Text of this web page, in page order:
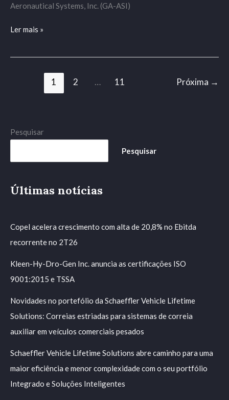
Aeronautical Systems, Inc. (GA-ASI)
Ler mais »
1 2 … 11 Próxima →
Pesquisar
Pesquisar
Últimas notícias
Copel acelera crescimento com alta de 20,8% no Ebitda
recorrente no 2T26
Kleen-Hy-Dro-Gen Inc. anuncia as certificações ISO
9001:2015 e TSSA
Novidades no portefólio da Schaeffler Vehicle Lifetime
Solutions: Correias estriadas para sistemas de correia
auxiliar em veículos comerciais pesados
Schaeffler Vehicle Lifetime Solutions abre caminho para uma
maior eficiência e menor complexidade com o seu portfólio
Integrado e Soluções Inteligentes